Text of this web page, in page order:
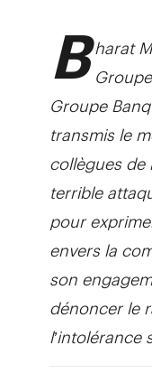
Bharat
Groupe
transmis le
collègues
terrible
pour
envers la
son
dénoncer le